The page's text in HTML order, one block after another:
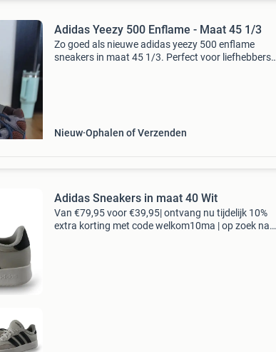
Adidas Yeezy 500 Enflame - Maat 45 1/3
Zo goed als nieuwe adidas yeezy 500 enflame
sneakers in maat 45 1/3. Perfect voor liefhebbers
Nieuw Ophalen of Verzenden
Adidas Sneakers in maat 40 Wit
Van €79,95 voor €39,95| ontvang nu tijdelijk 10%
extra korting met code welkom10ma | op zoek naar